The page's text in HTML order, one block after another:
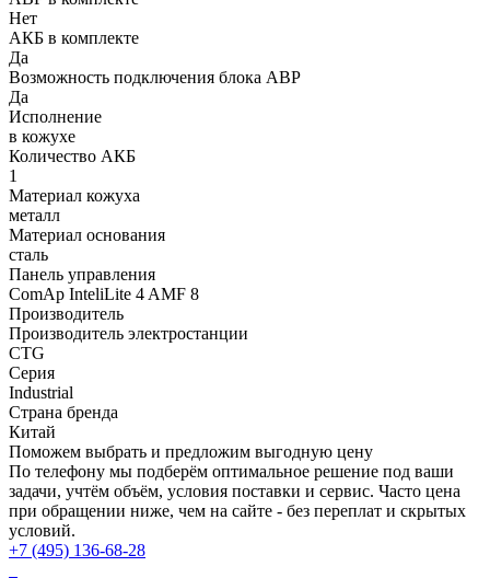
Нет
АКБ в комплекте
Да
Возможность подключения блока АВР
Да
Исполнение
в кожухе
Количество АКБ
1
Материал кожуха
металл
Материал основания
сталь
Панель управления
ComAp InteliLite 4 AMF 8
Производитель
Производитель электростанции
CTG
Серия
Industrial
Страна бренда
Китай
Поможем выбрать и предложим выгодную цену
По телефону мы подберём оптимальное решение под ваши
задачи, учтём объём, условия поставки и сервис. Часто цена
при обращении ниже, чем на сайте - без переплат и скрытых
условий.
+7 (495) 136-68-28